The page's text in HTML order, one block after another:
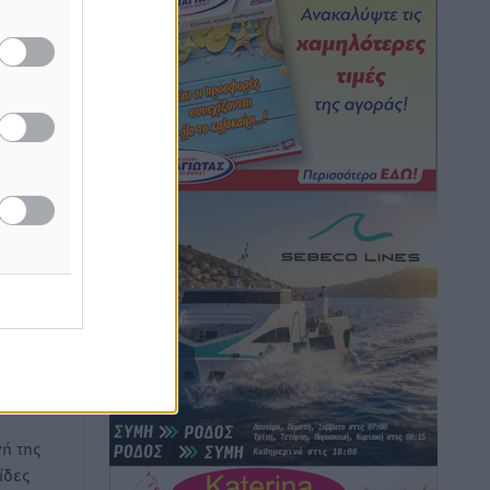
στα
Ελλάδα
της
Τοπικές Ειδήσεις• πριν 9 ώρες
Iατρικός Σύλλογος Ροδου προς Α.
Γεωργιάδη: Στρατηγικές Προτάσεις για
την Ενίσχυση της Δημόσιας Υγείας στη
Νησιωτική Ελλάδα και στα
Νοσοκομεία της Γ΄ Ζώνης
Πάνθηρες: Ξεκίνησαν αισιόδοξοι για
την παρθενική “πτήση” τους
Αθλητικά πριν 9 ώρες
Άρης Αρχαγγέλου: Στο πλευρό του
άτυχου Ιάκωβου Θωμά
Αθλητικά • πριν 9 ώρες